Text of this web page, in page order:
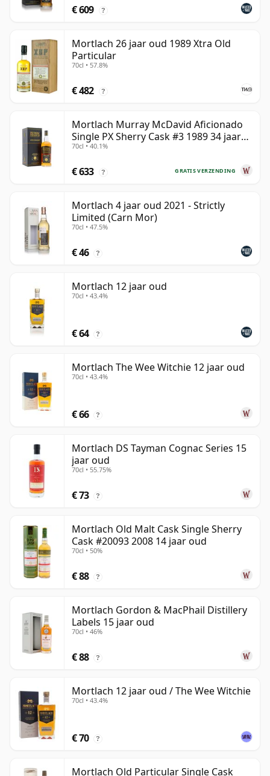
€ 609 ?
Mortlach 26 jaar oud 1989 Xtra Old
Particular
70cl • 57.8%
€ 482 ?
Mortlach Murray McDavid Aficionado
Single PX Sherry Cask #3 1989 34 jaar
oud
70cl • 40.1%
GRATIS VERZENDING
€ 633 ?
Mortlach 4 jaar oud 2021 - Strictly
Limited (Carn Mor)
70cl • 47.5%
€ 46 ?
Mortlach 12 jaar oud
70cl • 43.4%
€ 64 ?
Mortlach The Wee Witchie 12 jaar oud
70cl • 43.4%
€ 66 ?
Mortlach DS Tayman Cognac Series 15
jaar oud
70cl • 55.75%
€ 73 ?
Mortlach Old Malt Cask Single Sherry
Cask #20093 2008 14 jaar oud
70cl • 50%
€ 88 ?
Mortlach Gordon & MacPhail Distillery
Labels 15 jaar oud
70cl • 46%
€ 88 ?
Mortlach 12 jaar oud / The Wee Witchie
70cl • 43.4%
€ 70 ?
Mortlach Old Particular Single Cask